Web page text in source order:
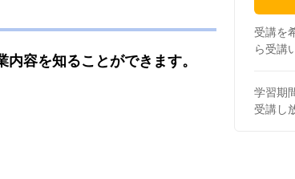
容を知ることができます。
受講を
ら受講
学習期
受講し